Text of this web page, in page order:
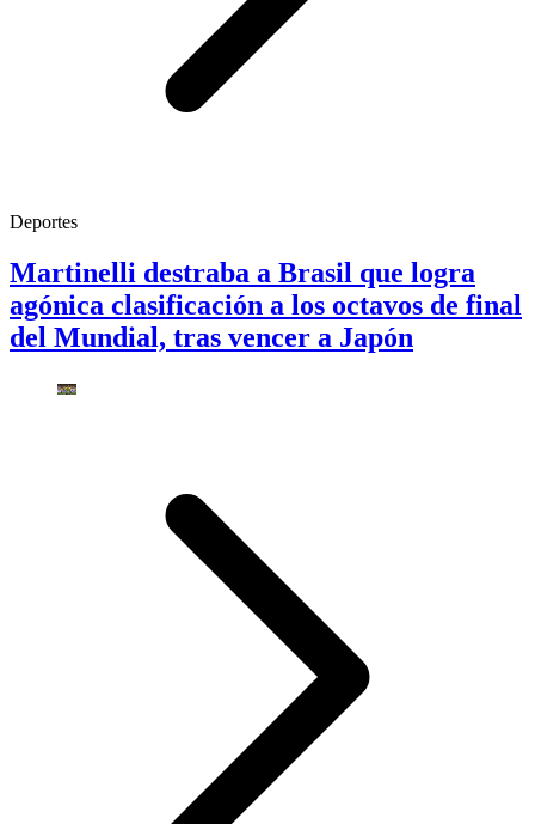
Deportes
Martinelli destraba a Brasil que logra
agónica clasificación a los octavos de final
del Mundial, tras vencer a Japón